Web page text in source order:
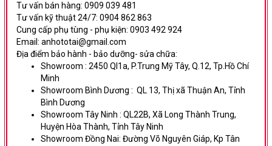
Tư vấn bán hàng: 0909 039 481
Tư vấn kỹ thuật 24/7: 0904 862 863
Cung cấp phụ tùng - phụ kiện: 0903 492 924
Email: anhototai@gmail.com
Địa điểm bảo hành - bảo dưỡng- sửa chữa:
Showroom : 2450 Ql1a, P.Trung Mỹ Tây, Q.12, Tp.Hồ Chí
Minh
Showroom Bình Dương : QL 13, Thị xã Thuận An, Tỉnh
Bình Dương
Showroom Tây Ninh : QL22B, Xã Long Thành Trung,
Huyện Hòa Thành, Tỉnh Tây Ninh
Showroom Đồng Nai: Đường Võ Nguyên Giáp, Kp Tân